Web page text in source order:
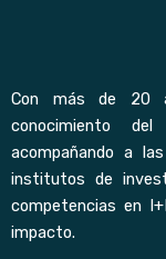
Con más de 20
conocimiento
acompañando a
institutos de
competencias en
impacto.